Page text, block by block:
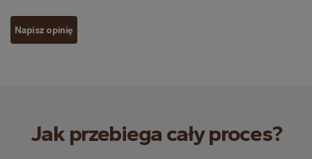
Napisz opinię
Jak przebiega cały proces?